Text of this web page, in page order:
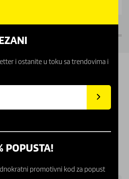
KARCHER
Kragujevac
i ostanite u toku sa trendovima i
POPUSTA!
promotivni kod za popust